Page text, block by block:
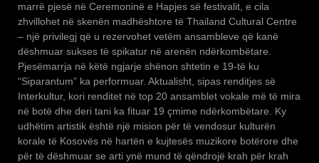
marrë pjesë në Ceremoninë e Hapjes së festivalit, e cila
zhvillohet në skenën madhështore të Thailand Cultural Centre
– një privilegj që u rezervohet vetëm ansambleve që kanë
dëshmuar sukses të spikatur në arenën ndërkombëtare.
Pjesëmarrja në këtë ngjarje shënon shtetin e 19-të ku
“Siparantum” ka performuar. Aktualisht, sipas renditjes së
Interkultur, kori renditet në top 20 ansamblet vokale më të mira
në botë dhe deri tani ka fituar 19 çmime ndërkombëtare. Ky
udhëtim artistik është një mision për të vendosur kulturën
korale të Kosovës në hartën e kujtesës muzikore botërore dhe
për të dëshmuar se arti ynë mund të qëndrojë krah për krah